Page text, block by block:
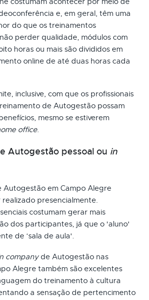
e, em geral, têm uma
do que os treinamentos
perder qualidade, módulos com
horas ou mais são divididos em
online de até duas horas cada
inclusive, com que os profissionais
de Autogestão possam
mesmo se estiverem
office.
Autogestão pessoal ou in
Autogestão em Campo Alegre
presencialmente.
costumam gerar mais
dos participantes, já que o 'aluno'
de ‘sala de aula'.
companyde Autogestão nas
Alegre também são excelentes
do treinamento à cultura
a sensação de pertencimento